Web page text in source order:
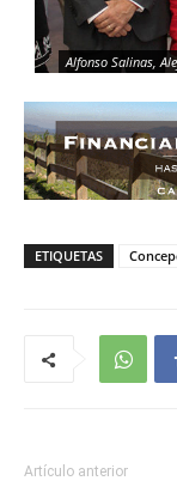
Alfonso Salinas,
ETIQUETAS
Artículo anterior